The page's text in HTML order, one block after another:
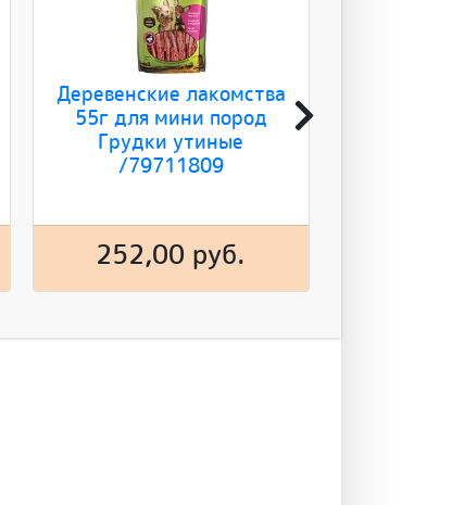
Деревенские лакомства
55г для мини пород
Грудки утиные
/79711809
252,00 руб.